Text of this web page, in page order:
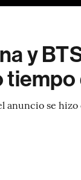
y
tiempo
anuncio se